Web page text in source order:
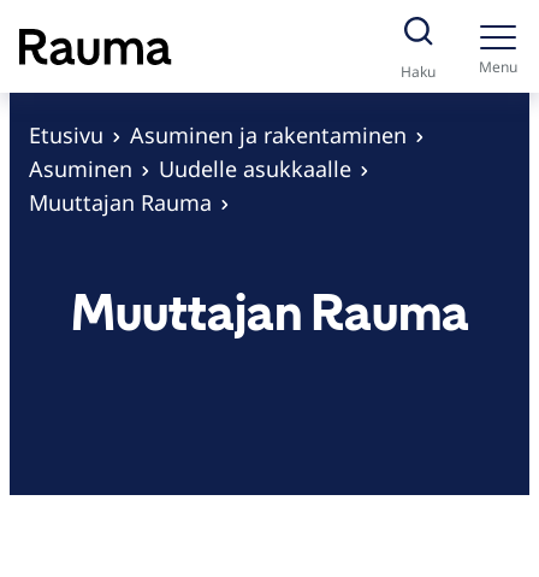
S
i
n
Haku Menu
Etusivu
Asuminen ja rakentaminen
Asuminen
Uudelle asukkaalle
Muuttajan Rauma
Muuttajan Rauma